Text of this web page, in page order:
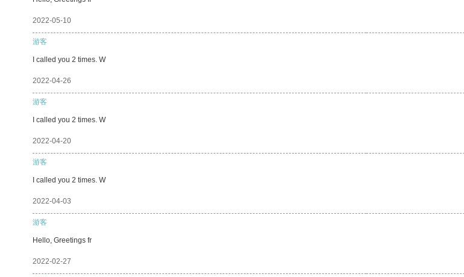
2022-05-10
游客
I called you 2 times. W
2022-04-26
游客
I called you 2 times. W
2022-04-20
游客
I called you 2 times. W
2022-04-03
游客
Hello, Greetings fr
2022-02-27